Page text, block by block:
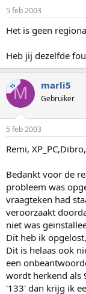
5 feb 2003
Het is geen
Heb jij dezelfde
TSM marli5
Gebruiker
5 feb 2003
Remi, XP_PC,Dibro,
Bedankt voor de
probleem was
vraagteken had
veroorzaakt
niet was
Dit heb ik
Dit is helaas ook
een
wordt herkend als
'133' dan krijg ik